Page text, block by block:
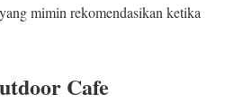
mimin rekomendasikan ketika
Cafe